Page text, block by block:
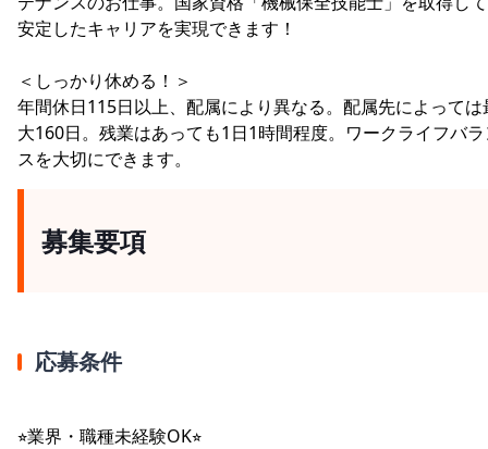
安定したキャリアを実現できます！
＜しっかり休める！＞
年間休日115日以上、配属により異なる。配属先によっては
大160日。残業はあっても1日1時間程度。ワークライフバ
スを大切にできます。
募集要項
応募条件
⭐︎業界・職種未経験OK⭐︎